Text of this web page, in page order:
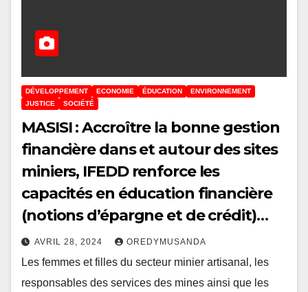
DÉVELOPPEMENT ECONOMIE ÉDUCATION
ENVIRONNEMENT
JUSTICE
SOCIÉTÉ
MASISI : Accroître la bonne gestion
financière dans et autour des sites
miniers, IFEDD renforce les
capacités en éducation financière
(notions d’épargne et de crédit)
d’une trentaine de personnes
représentant diverses parties
prenantes ayant un lien avec le
AVRIL 28, 2024 OREDYMUSANDA
Les femmes et filles du secteur minier artisanal, les
responsables des services des mines ainsi que les